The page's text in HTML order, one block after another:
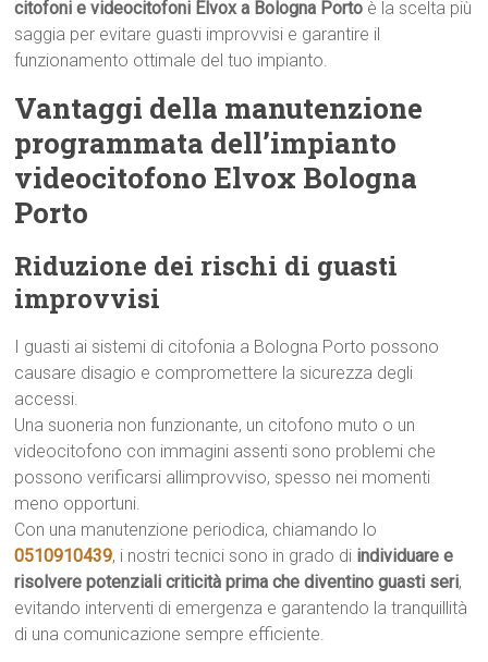
citofoni e videocitofoni Elvox a Bologna Porto è la scelta più
saggia per evitare guasti improvvisi e garantire il
funzionamento ottimale del tuo impianto.
Vantaggi della manutenzione
programmata dell’impianto
videocitofono Elvox Bologna
Porto
Riduzione dei rischi di guasti
improvvisi
I guasti ai sistemi di citofonia a Bologna Porto possono
causare disagio e compromettere la sicurezza degli
accessi.
Una suoneria non funzionante, un citofono muto o un
videocitofono con immagini assenti sono problemi che
possono verificarsi allimprovviso, spesso nei momenti
meno opportuni.
Con una manutenzione periodica, chiamando lo
0510910439, i nostri tecnici sono in grado di individuare e
risolvere potenziali criticità prima che diventino guasti seri,
evitando interventi di emergenza e garantendo la tranquillità
di una comunicazione sempre efficiente.